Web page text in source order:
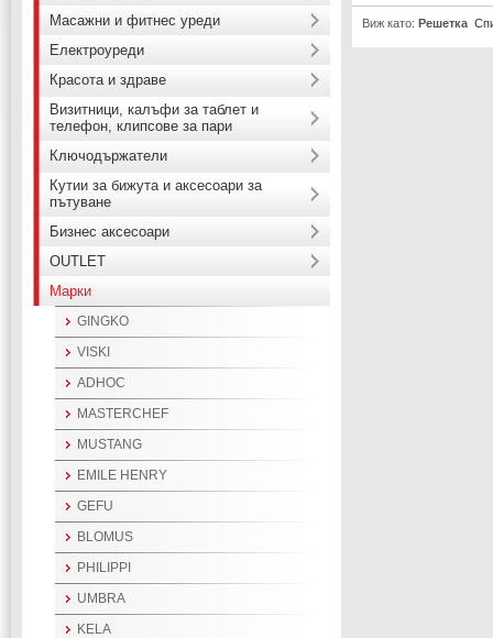
Виж като: Решетка
Масажни и фитнес уреди
Електроуреди
Красота и здраве
Визитници, калъфи за таблет и
телефон, клипсове за пари
Ключодържатели
Кутии за бижута и аксесоари за
пътуване
Бизнес аксесоари
OUTLET
Марки
GINGKO
VISKI
ADHOC
MASTERCHEF
MUSTANG
EMILE HENRY
GEFU
BLOMUS
PHILIPPI
UMBRA
KELA